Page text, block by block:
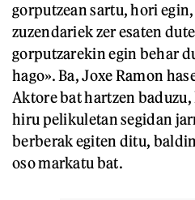
gorputzean sartu, hori
zuzendariek zer esaten
gorputzarekin egin behar
hago». Ba, Joxe Ramon
Aktore bat hartzen
hiru pelikuletan segidan
berberak egiten ditu,
oso markatu bat.